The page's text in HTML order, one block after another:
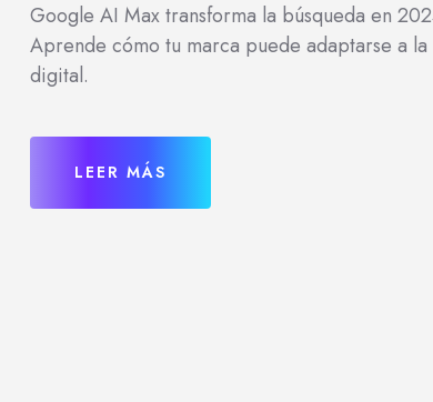
Google AI Max transforma la búsqueda en
Aprende cómo tu marca puede adaptarse a
digital.
LEER MÁS